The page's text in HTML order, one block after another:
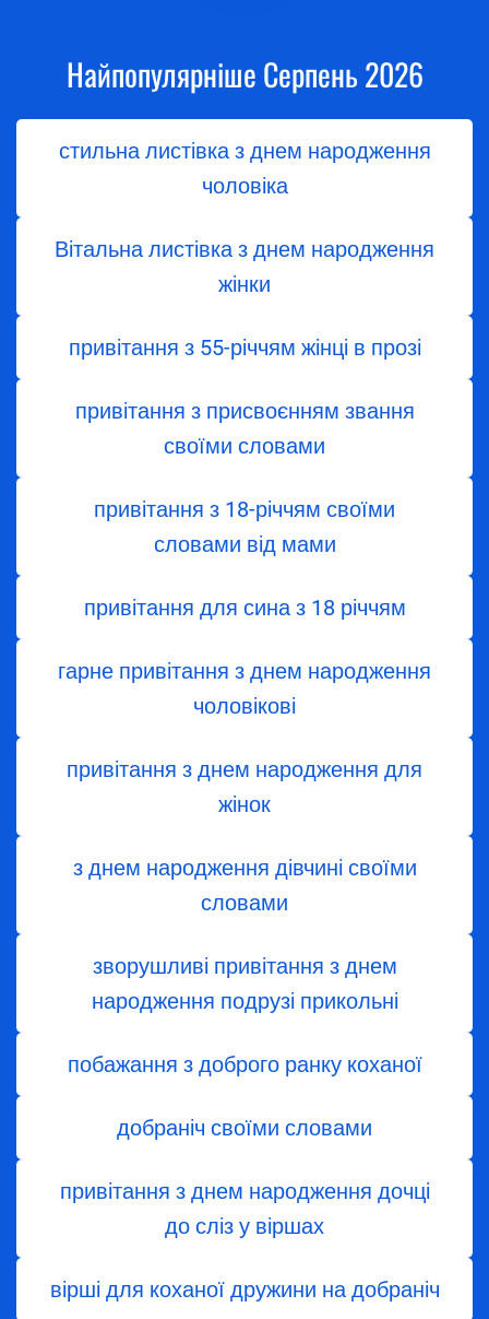
Найпопулярніше Серпень 2026
стильна листівка з днем народження
чоловіка
Вітальна листівка з днем народження
жінки
привітання з 55-річчям жінці в прозі
привітання з присвоєнням звання
своїми словами
привітання з 18-річчям своїми
словами від мами
привітання для сина з 18 річчям
гарне привітання з днем народження
чоловікові
привітання з днем народження для
жінок
з днем ​​народження дівчині своїми
словами
зворушливі привітання з днем
народження подрузі прикольні
побажання з доброго ранку коханої
добраніч своїми словами
привітання з днем народження дочці
до сліз у віршах
вірші для коханої дружини на добраніч